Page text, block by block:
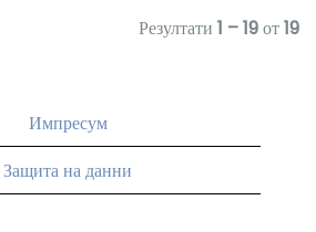
Резултати 1 – 19 от 19
Импресум
Защита на данни